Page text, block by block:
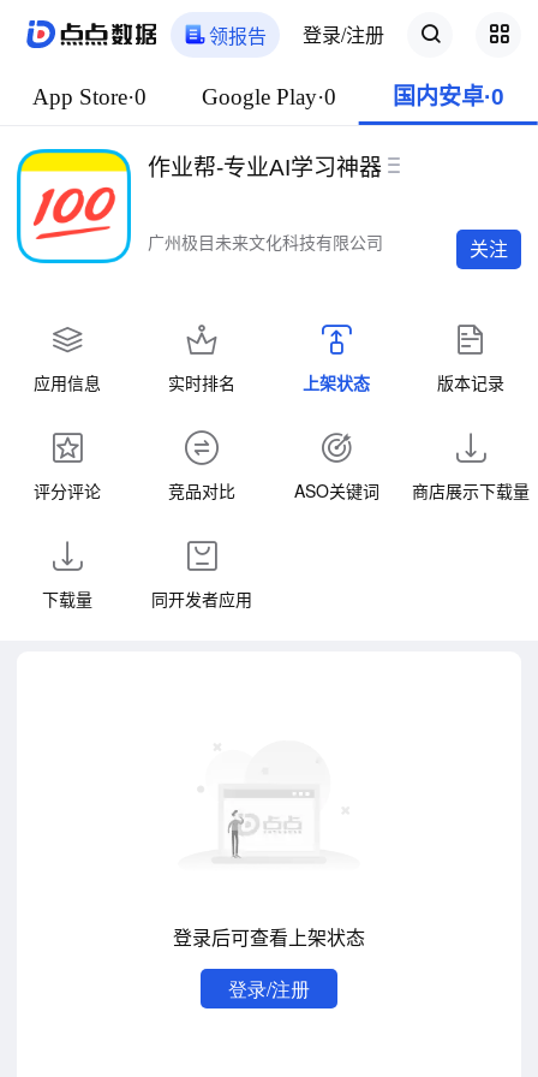
领报告 登录/注册
App Store·0 Google Play·0 国内安卓·0
作业帮-专业AI学习神器
广州极目未来文化科技有限公司 关注
应用信息 实时排名 上架状态 版本记录
评分评论 竞品对比 ASO关键词 商店展示下载量
下载量 同开发者应用
登录后可查看上架状态
登录/注册